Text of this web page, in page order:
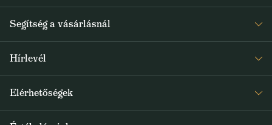
Rólunk
Journal
Segítség a vásárlásnál
Általános Szerződési Feltételek
Hírlevél
a speciális kínálatokról
Elérhetőségek